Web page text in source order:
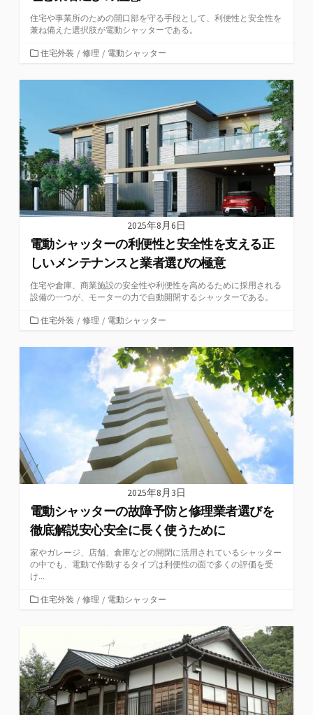
住宅や事業所のための開口部を守る手段として、利便性と安全性を
兼ね備えた選択肢が電動シャッターである。
カ
ゴ
住宅外装 / 修理 / 電動シャッター
2025年8月6日
電動シャッターの利便性と安全性を支える正
しいメンテナンスと業者選びの極意
住宅や倉庫、商業施設の安全性や利便性を高めるために採用される
設備の一つが、モーターの力で自動開閉するシャッターである。
カ
ゴ
住宅外装 / 修理 / 電動シャッター
2025年8月3日
電動シャッターの故障予防と修理業者選びを
徹底解説安心安全に長く使うために
家やガレージ、店舗、倉庫などの開閉に活用されているシャッター
の中でも、電動で作動するタイプは利便性の面で多くの評価を受
け...
カ
ー
住宅外装 / 修理 / 電動シャッター